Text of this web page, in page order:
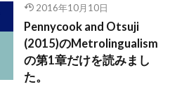
2016年10月10日
Pennycook and Otsuji
(2015)のMetrolingualism
の第1章だけを読みまし
た。